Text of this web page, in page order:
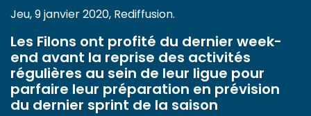
Jeu, 9 janvier 2020, Rediffusion.
Les Filons ont profité du dernier week-
end avant la reprise des activités
régulières au sein de leur ligue pour
parfaire leur préparation en prévision
du dernier sprint de la saison